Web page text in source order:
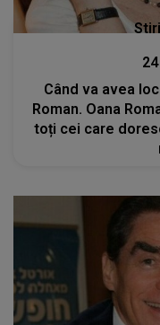
Când va avea
Roman. Oana
toți cei care